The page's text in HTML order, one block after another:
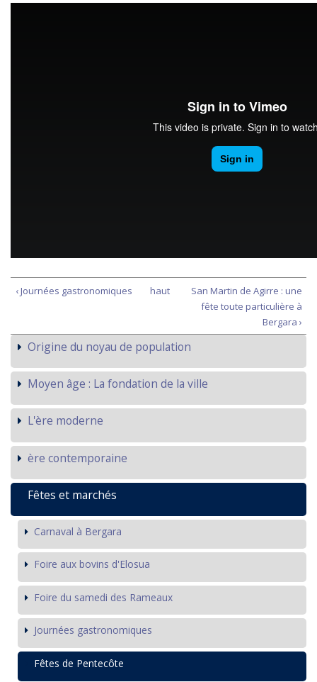
‹ Journées gastronomiques haut
San Martin de Agirre : une
fête toute particulière à
Bergara ›
Origine du noyau de population
Moyen âge : La fondation de la ville
L'ère moderne
ère contemporaine
Fêtes et marchés
Carnaval à Bergara
Foire aux bovins d'Elosua
Foire du samedi des Rameaux
Journées gastronomiques
Fêtes de Pentecôte